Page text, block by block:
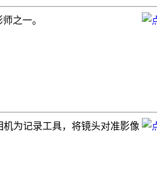
之一。
机为记录工具，将镜头对准影像